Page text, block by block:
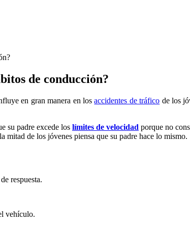
de conducción?
en gran manera en losaccidentes de tráfico de los
su padre excede los límites de velocidad porque no
mitad de los jóvenes piensa que su padre hace lo mismo.
respuesta.
vehículo.